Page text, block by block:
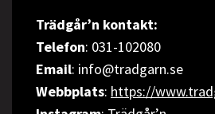
Trädgår’n kontakt:
Telefon: 031-102080
Email: info@tradgarn.se
Webbplats: https://